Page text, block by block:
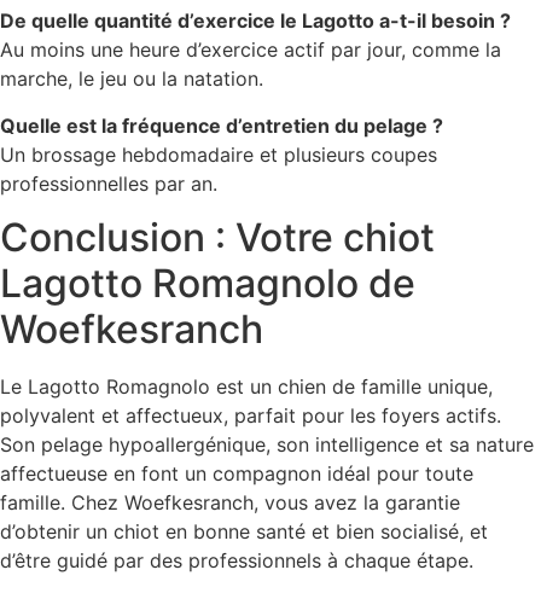
De quelle quantité d’exercice le Lagotto a-t-il besoin ?
Au moins une heure d’exercice actif par jour, comme la
marche, le jeu ou la natation.
Quelle est la fréquence d’entretien du pelage ?
Un brossage hebdomadaire et plusieurs coupes
professionnelles par an.
Conclusion : Votre chiot
Lagotto Romagnolo de
Woefkesranch
Le Lagotto Romagnolo est un chien de famille unique,
polyvalent et affectueux, parfait pour les foyers actifs.
Son pelage hypoallergénique, son intelligence et sa nature
affectueuse en font un compagnon idéal pour toute
famille. Chez Woefkesranch, vous avez la garantie
d’obtenir un chiot en bonne santé et bien socialisé, et
d’être guidé par des professionnels à chaque étape.